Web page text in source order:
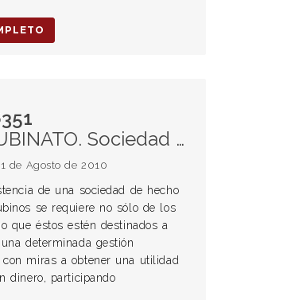
Sociedad de hecho. Carga de la prueba.
de Agosto de 2010
de una sociedad de hecho
se requiere no sólo de los
que éstos estén destinados a
determinada gestión
con miras a obtener una utilidad
dinero, participando